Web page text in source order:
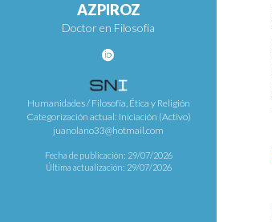
AZPIROZ
Doctor en Filosofía
Humanidades / Filosofía, Ética y Religión
Categorización actual: Iniciación (Activo)
juanolano33@hotmail.com
Fecha de publicación: 29/07/2026
Última actualización: 29/07/2026